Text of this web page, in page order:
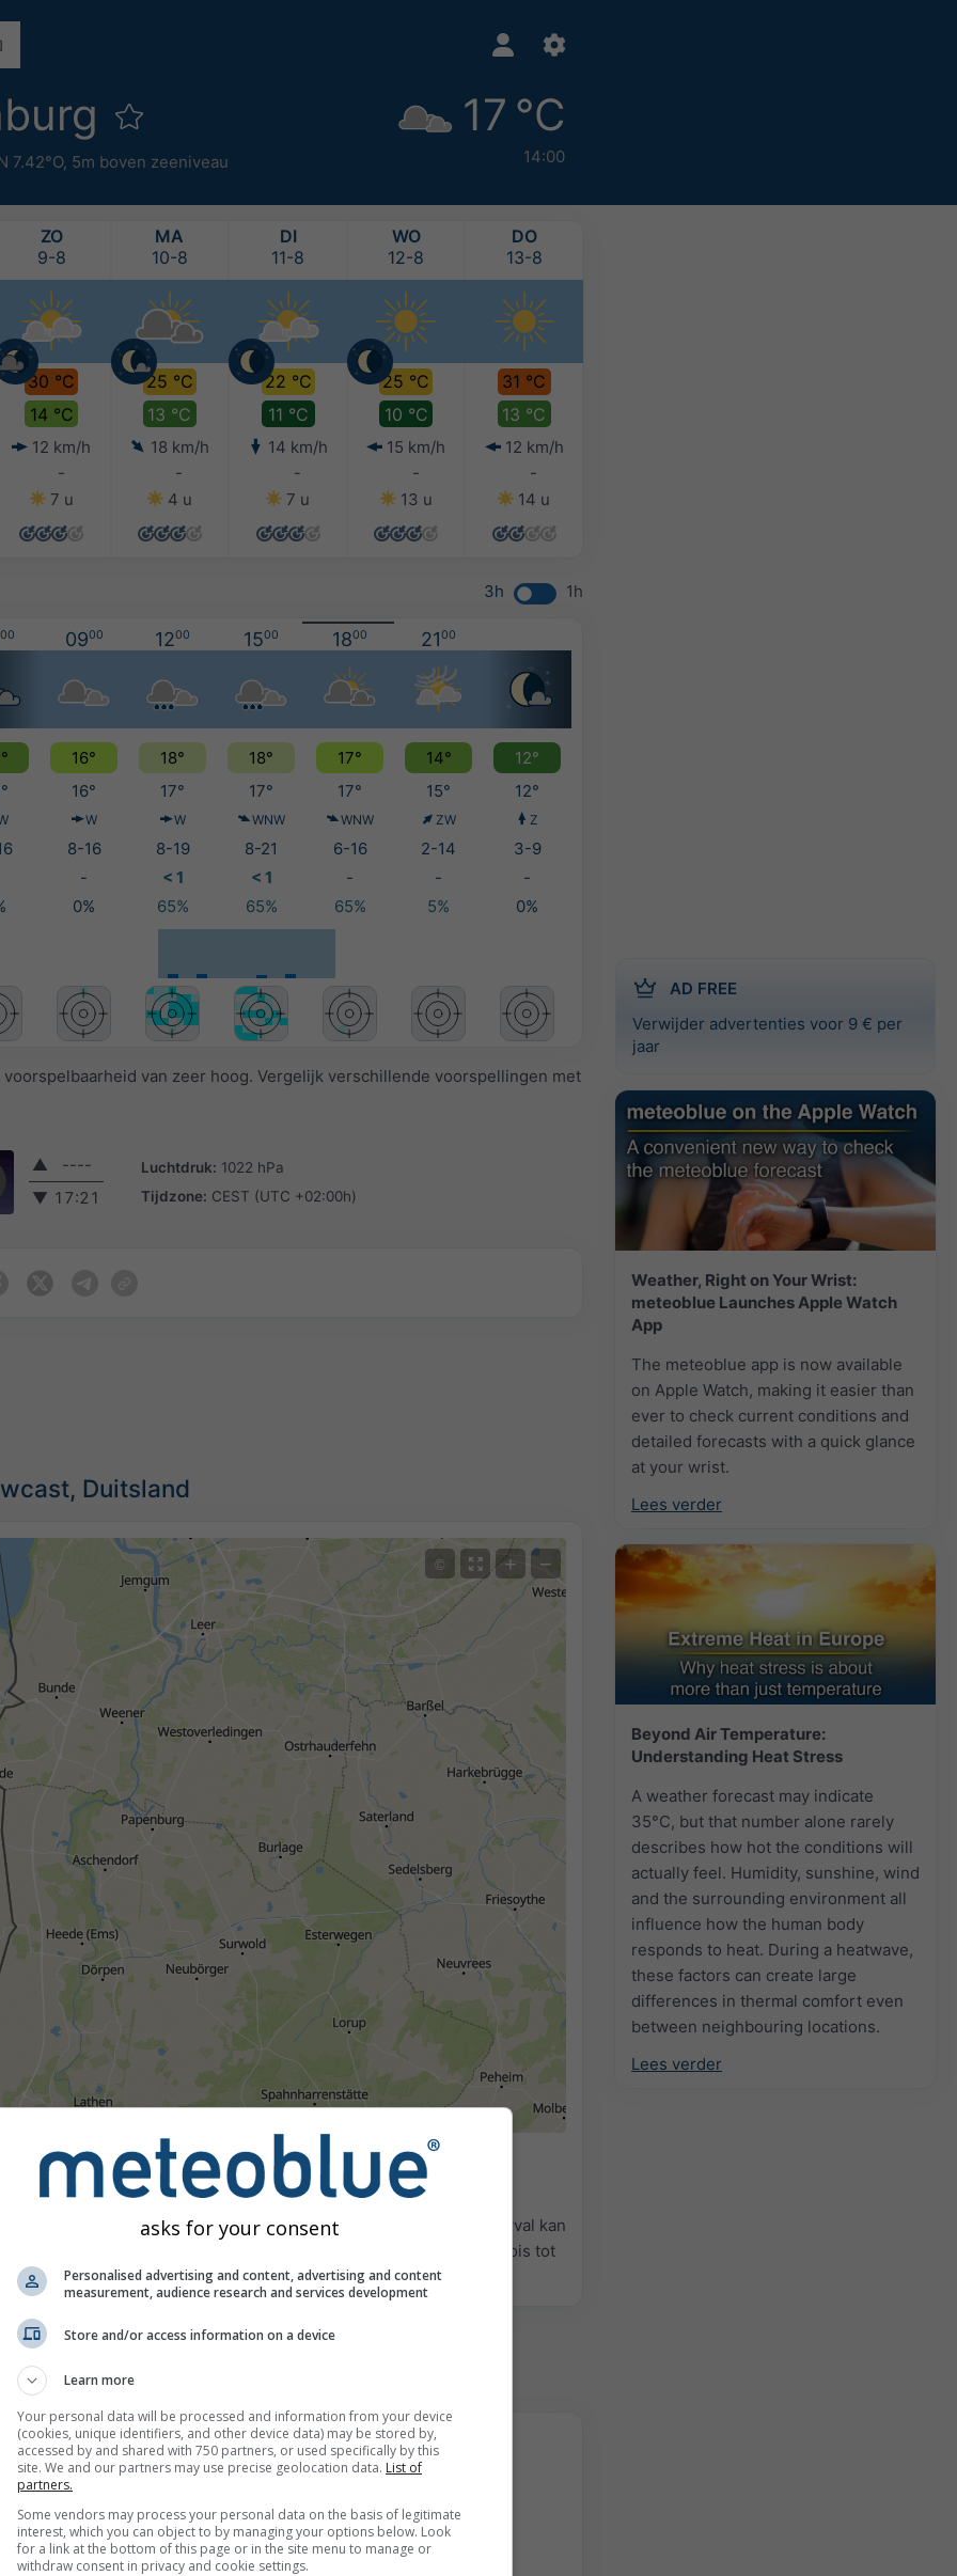
7.42°O, 5m boven zeeniveau
17 °C
14:00
AD FREE
Verwijder advertenties voor 9 € per
jaar
Weather, Right on Your Wrist:
meteoblue Launches Apple Watch
App
The meteoblue app is now available
on Apple Watch, making it easier than
ever to check current conditions and
detailed forecasts with a quick glance
at your wrist.
Lees verder
Beyond Air Temperature:
Understanding Heat Stress
A weather forecast may indicate
35°C, but that number alone rarely
describes how hot the conditions will
actually feel. Humidity, sunshine, wind
and the surrounding environment all
influence how the human body
responds to heat. During a heatwave,
these factors can create large
differences in thermal comfort even
between neighbouring locations.
Lees verder
ZO
9-8
30 °C
14 °C
12 km/h
-
7 u
MA
10-8
25 °C
13 °C
18 km/h
-
4 u
DI
11-8
22 °C
11 °C
14 km/h
-
7 u
WO
12-8
25 °C
10 °C
15 km/h
-
13 u
DO
13-8
31 °C
13 °C
12 km/h
-
14 u
3h 1h
00 0900 1200 1500 1800 2100
16° 18° 18° 17° 14°
12°
16° 17° 17° 17° 15° 12°
W W WNW WNW ZW Z
8-16 8-19 8-21 6-16 2-14
3-9
- < 1 < 1 - -
-
0% 65% 65% 65% 5% 0%
van zeer hoog. Vergelijk verschillende voorspellingen met
▲
----
▼ 17:21
Luchtdruk: 1022 hPa
Tijdzone: CEST (UTC +02:00h)
Duitsland
© + −
Hevig
op Papenburg. Deze animatie toont de neerslagradar
2h-voorspelling
. Oranje kruisen geven bliksem aan. Gegevens
in de VS, Europa en Australië). Motregen of lichte sneeuwval kan
is met kleuren aangeduid, variërend van turkoois tot
voor Papenburg
asks for your consent
Personalised advertising and content, advertising and content
measurement, audience research and services development
Store and/or access information on a device
Learn more
Your personal data will be processed and information from your device
(cookies, unique identifiers, and other device data) may be stored by,
accessed by and shared with 750 partners, or used specifically by this
site. We and our partners may use precise geolocation data. List of
partners.
Some vendors may process your personal data on the basis of legitimate
interest, which you can object to by managing your options below. Look
for a link at the bottom of this page or in the site menu to manage or
withdraw consent in privacy and cookie settings.